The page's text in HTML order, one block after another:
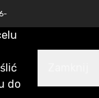
do